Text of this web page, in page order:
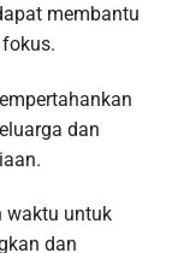
membantu
dan
waktu untuk
dan